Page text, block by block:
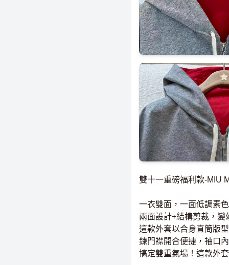
雙十一重磅福利款-MIU
一衣雙面，一面低調素
兩面設計+結構剪裁，變
這款外套以合身直筒版
鍊門襟開合便捷，袖口
搞定雙重氣場！這款外